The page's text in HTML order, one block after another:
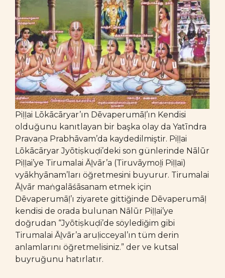
Piḷḷai Lōkācāryar’ın Dēvaperumāḷ’ın Kendisi
olduğunu kanıtlayan bir başka olay da Yatīndra
Pravaṇa Prabhāvam’da kaydedilmiştir. Piḷḷai
Lōkācāryar Jyōtiṣkuḍi’deki son günlerinde Nālūr
Piḷḷai’ye Tirumalai Āḻvār’a (Tiruvāymoḻi Piḷḷai)
vyākhyānam’ları öğretmesini buyurur. Tirumalai
Āḻvār maṅgalāśāsanam etmek için
Dēvaperumāḷ’ı ziyarete gittiğinde Dēvaperumāḷ
kendisi de orada bulunan Nālūr Piḷḷai’ye
doğrudan “Jyōtiṣkuḍi’de söylediğim gibi
Tirumalai Āḻvār’a aruḷicceyal’ın tüm derin
anlamlarını öğretmelisiniz.” der ve kutsal
buyruğunu hatırlatır.